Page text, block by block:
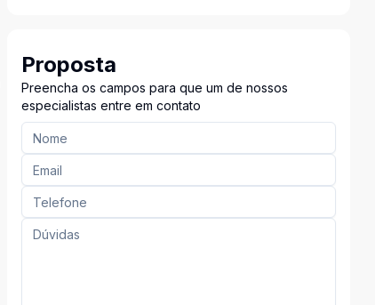
Proposta
Preencha os campos para que um de nossos
especialistas entre em contato